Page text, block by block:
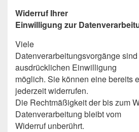
Widerruf Ihrer
Einwilligung zur
Viele
Datenverarbeitungsvorgänge
ausdrücklichen Einwilligung
möglich. Sie können eine bereits
jederzeit widerrufen.
Die Rechtmäßigkeit der bis zum
Datenverarbeitung bleibt vom
Widerruf unberührt.